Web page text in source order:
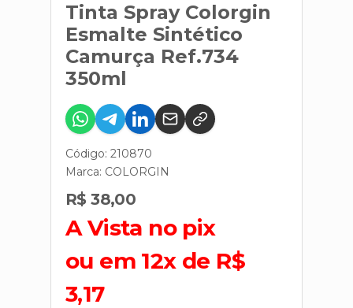
Tinta Spray Colorgin
Esmalte Sintético
Camurça Ref.734
350ml
Código: 210870
Marca: COLORGIN
R$ 38,00
A Vista no pix
ou em 12x de R$
3,17